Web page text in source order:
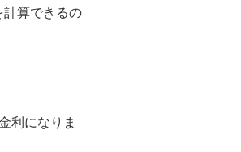
計算できるの
利になりま